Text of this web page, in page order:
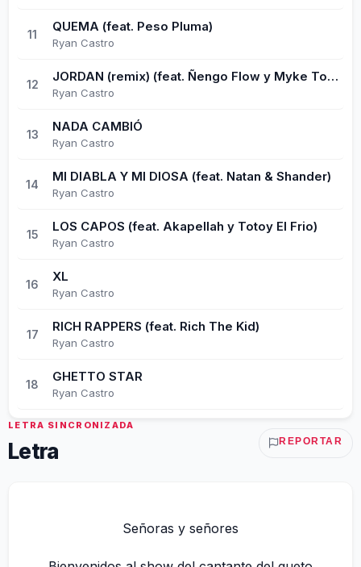
11
QUEMA (feat. Peso Pluma)
Ryan Castro
12
JORDAN (remix) (feat. Ñengo Flow y Myke Towers)
Ryan Castro
13
NADA CAMBIÓ
Ryan Castro
14
MI DIABLA Y MI DIOSA (feat. Natan & Shander)
Ryan Castro
15
LOS CAPOS (feat. Akapellah y Totoy El Frio)
Ryan Castro
16
XL
Ryan Castro
17
RICH RAPPERS (feat. Rich The Kid)
Ryan Castro
18
GHETTO STAR
Ryan Castro
LETRA SINCRONIZADA
Letra REPORTAR
Señoras y señores